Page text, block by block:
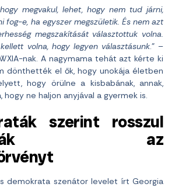
megvakul, lehet, hogy nem tud járni,
fog-e, ha egyszer megszületik. És nem azt
megszakítását választottuk volna.
volna, hogy legyen választásunk.” –
nak. A nagymama tehát azt kérte ki
dönthették el ők, hogy unokája életben
hogy örülne a kisbabának, annak,
hogy ne haljon anyjával a gyermek is.
szerint rosszul
az
demokrata szenátor levelet írt Georgia